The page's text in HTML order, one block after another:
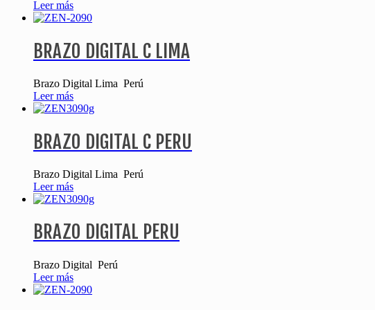
Leer más
BRAZO DIGITAL C LIMA
Brazo Digital Lima Perú
Leer más
BRAZO DIGITAL C PERU
Brazo Digital Lima Perú
Leer más
BRAZO DIGITAL PERU
Brazo Digital Perú
Leer más